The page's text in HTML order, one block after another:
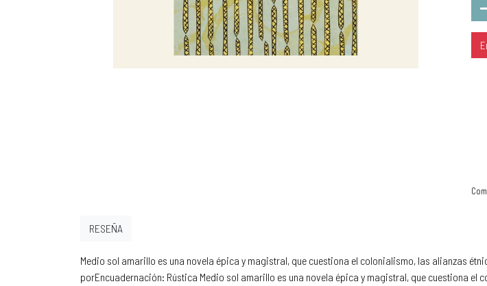
Medio sol amarillo es una novela épica y magistral, que cuestiona el colonialismo, las alianzas
porEncuadernación: Rústica Medio sol amarillo es una novela épica y magistral, que cuestiona
RESEÑA